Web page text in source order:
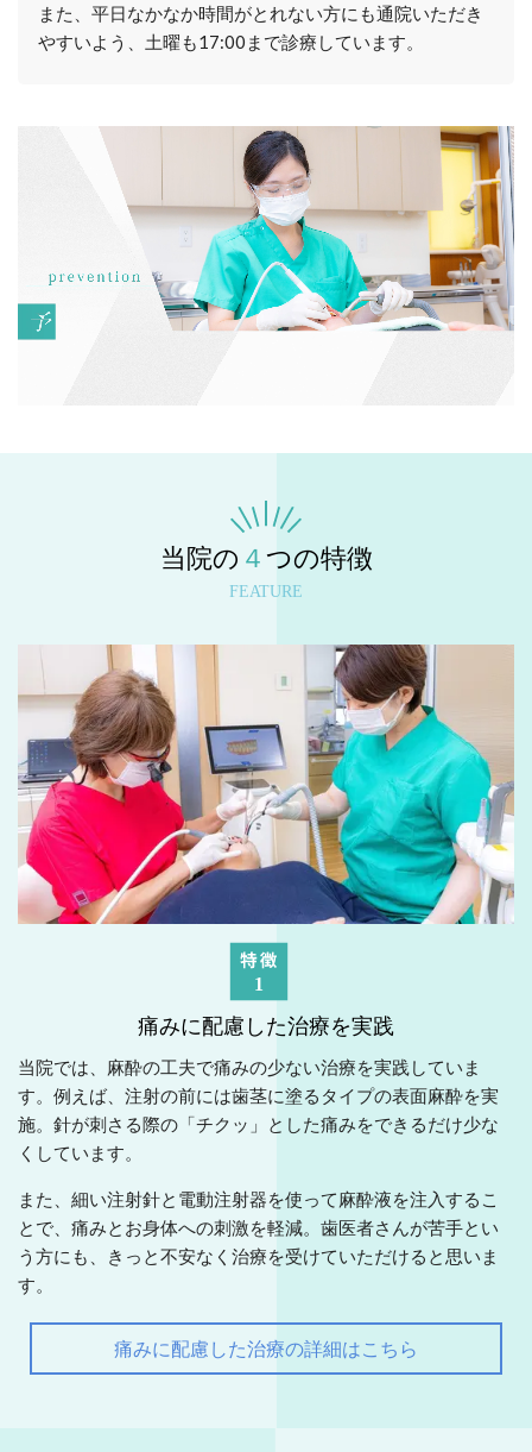
また、平日なかなか時間がとれない方にも通院いただき
やすいよう、土曜も17:00まで診療しています。
当院の ４ つの特徴
FEATURE
痛みに配慮した治療を実践
当院では、麻酔の工夫で痛みの少ない治療を実践していま
す。例えば、注射の前には歯茎に塗るタイプの表面麻酔を実
施。針が刺さる際の「チクッ」とした痛みをできるだけ少な
くしています。
また、細い注射針と電動注射器を使って麻酔液を注入するこ
とで、痛みとお身体への刺激を軽減。歯医者さんが苦手とい
う方にも、きっと不安なく治療を受けていただけると思いま
す。
痛みに配慮した治療の詳細はこちら